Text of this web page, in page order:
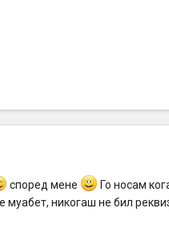
според мене
Го носам
никогаш не бил